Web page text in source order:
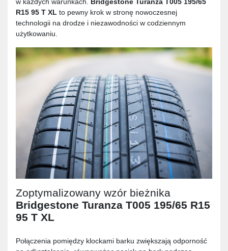
w każdych warunkach. Bridgestone Turanza T005 195/65
R15 95 T XL to pewny krok w stronę nowoczesnej
technologii na drodze i niezawodności w codziennym
użytkowaniu.
Zoptymalizowany wzór bieżnika
Bridgestone Turanza T005 195/65 R15
95 T XL
Połączenia pomiędzy klockami barku zwiększają odporność